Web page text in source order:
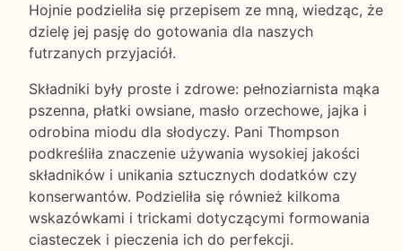
Hojnie podzieliła się przepisem ze mną, wiedząc, że
dzielę jej pasję do gotowania dla naszych
futrzanych przyjaciół.
Składniki były proste i zdrowe: pełnoziarnista mąka
pszenna, płatki owsiane, masło orzechowe, jajka i
odrobina miodu dla słodyczy. Pani Thompson
podkreśliła znaczenie używania wysokiej jakości
składników i unikania sztucznych dodatków czy
konserwantów. Podzieliła się również kilkoma
wskazówkami i trickami dotyczącymi formowania
ciasteczek i pieczenia ich do perfekcji.